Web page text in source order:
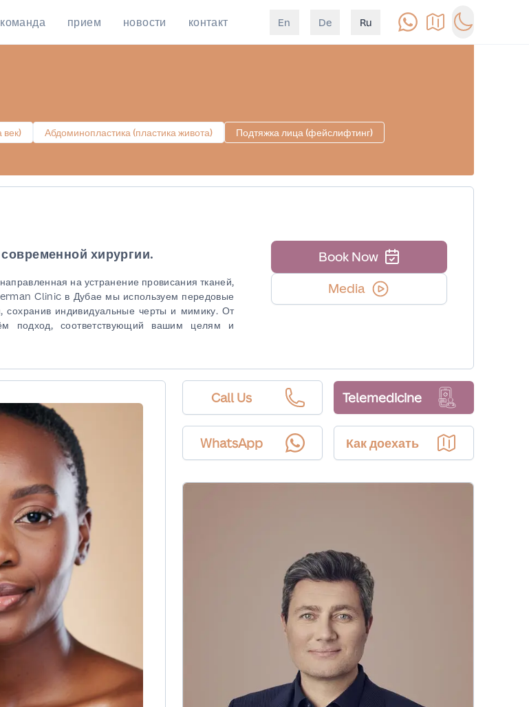
прием новости контакт En De Ru ПозвонитьКак доехатьSwitch to
век) Абдоминопластика (пластика живота)
Подтяжка лица (фейслифтинг)
хирургии.
на устранение провисания тканей,
Clinic в Дубае мы используем передовые
сохранив индивидуальные черты и мимику. От
подход, соответствующий вашим целям и
Book Now
Media
Call Us Telemedicine
WhatsApp Как доехать